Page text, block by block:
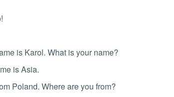
is Karol. What is your name?
is Asia.
Poland. Where are you from?